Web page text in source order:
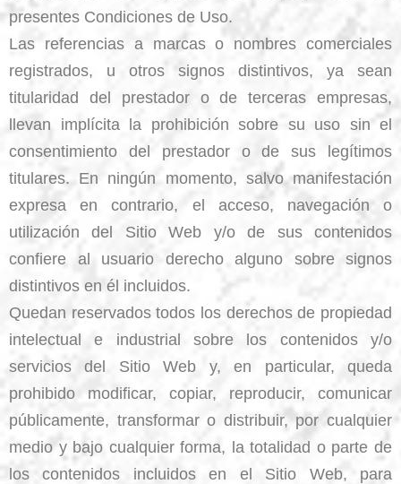
presentes Condiciones de Uso.
Las referencias a marcas o nombres comerciales
registrados, u otros signos distintivos, ya sean
titularidad del prestador o de terceras empresas,
llevan implícita la prohibición sobre su uso sin el
consentimiento del prestador o de sus legítimos
titulares. En ningún momento, salvo manifestación
expresa en contrario, el acceso, navegación o
utilización del Sitio Web y/o de sus contenidos
confiere al usuario derecho alguno sobre signos
distintivos en él incluidos.
Quedan reservados todos los derechos de propiedad
intelectual e industrial sobre los contenidos y/o
servicios del Sitio Web y, en particular, queda
prohibido modificar, copiar, reproducir, comunicar
públicamente, transformar o distribuir, por cualquier
medio y bajo cualquier forma, la totalidad o parte de
los contenidos incluidos en el Sitio Web, para